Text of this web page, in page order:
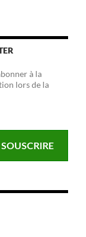
à la
lors de la
SOUSCRIRE